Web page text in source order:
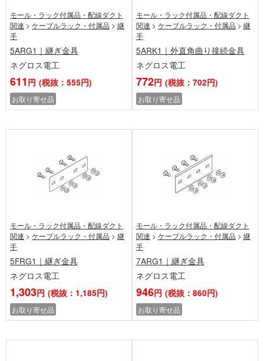
モール・ラック付属品・配線ダクト
関連 > ケーブルラック・付属品 > 継
手
5ARG1｜継ぎ金具
ネグロス電工
611 円 (税抜：555円)
お取り寄せ品
モール・ラック付属品・配線ダクト
関連 > ケーブルラック・付属品 > 継
手
5ARK1｜外直角曲り接続金具
ネグロス電工
772円 (税抜：702円)
お取り寄せ品
モール・ラック付属品・配線ダクト
関連 > ケーブルラック・付属品 > 継
手
5FRG1｜継ぎ金具
ネグロス電工
1,303円 (税抜：1,185円)
お取り寄せ品
モール・ラック付属品・配線ダクト
関連 > ケーブルラック・付属品 > 継
手
7ARG1｜継ぎ金具
ネグロス電工
946円 (税抜：860円)
お取り寄せ品